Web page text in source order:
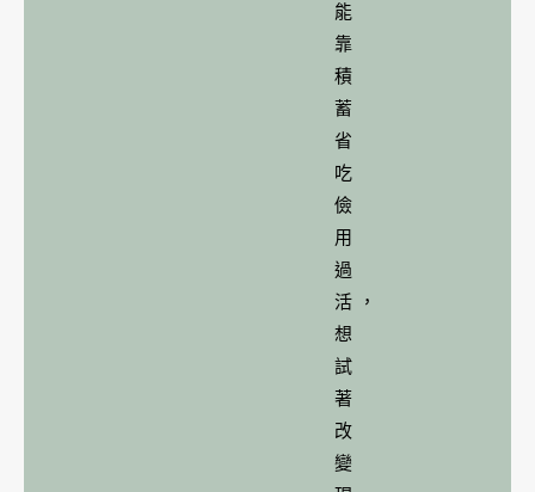
能
靠
積
蓄
省
吃
儉
用
過
活，
想
試
著
改
變